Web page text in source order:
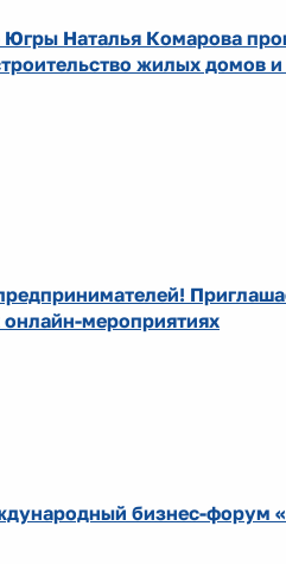
Югры Наталья Комарова
жилых домов
мероприятиях
бизнес-форум